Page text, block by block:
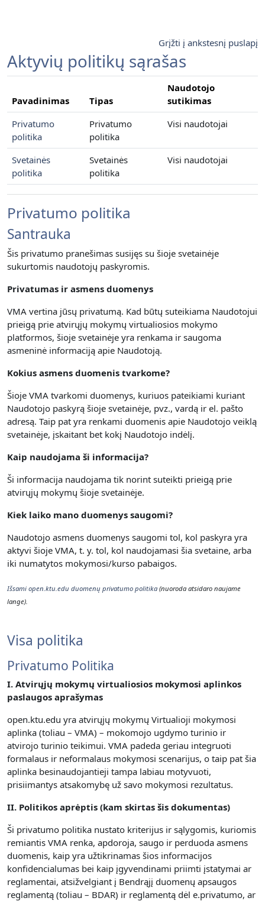
Grįžti į ankstesnį puslapį
Aktyvių politikų sąrašas
Pavadinimas Tipas
Naudotojo
sutikimas
Privatumo
politika
Privatumo
politika
Visi naudotojai
Svetainės
politika
Svetainės
politika
Visi naudotojai
Privatumo politika
Santrauka
Šis privatumo pranešimas susijęs su šioje svetainėje
sukurtomis naudotojų paskyromis.
Privatumas ir asmens duomenys
VMA vertina jūsų privatumą. Kad būtų suteikiama Naudotojui
prieigą prie atvirųjų mokymų virtualiosios mokymo
platformos, šioje svetainėje yra renkama ir saugoma
asmeninė informaciją apie Naudotoją.
Kokius asmens duomenis tvarkome?
Šioje VMA tvarkomi duomenys, kuriuos pateikiami kuriant
Naudotojo paskyrą šioje svetainėje, pvz., vardą ir el. pašto
adresą. Taip pat yra renkami duomenis apie Naudotojo veiklą
svetainėje, įskaitant bet kokį Naudotojo indėlį.
Kaip naudojama ši informacija?
Ši informacija naudojama tik norint suteikti prieigą prie
atvirųjų mokymų šioje svetainėje.
Kiek laiko mano duomenys saugomi?
Naudotojo asmens duomenys saugomi tol, kol paskyra yra
aktyvi šioje VMA, t. y. tol, kol naudojamasi šia svetaine, arba
iki numatytos mokymosi/kurso pabaigos.
Išsami open.ktu.edu duomenų privatumo politika (nuoroda atsidaro naujame
lange).
Visa politika
Privatumo Politika
I. Atvirųjų mokymų virtualiosios mokymosi aplinkos
paslaugos aprašymas
open.ktu.edu yra atvirųjų mokymų Virtualioji mokymosi
aplinka (toliau – VMA) – mokomojo ugdymo turinio ir
atvirojo turinio teikimui. VMA padeda geriau integruoti
formalaus ir neformalaus mokymosi scenarijus, o taip pat šia
aplinka besinaudojantieji tampa labiau motyvuoti,
prisiimantys atsakomybę už savo mokymosi rezultatus.
II. Politikos aprėptis (kam skirtas šis dokumentas)
Ši privatumo politika nustato kriterijus ir sąlygomis, kuriomis
remiantis VMA renka, apdoroja, saugo ir perduoda asmens
duomenis, kaip yra užtikrinamas šios informacijos
konfidencialumas bei kaip įgyvendinami priimti įstatymai ar
reglamentai, atsižvelgiant į Bendrąjį duomenų apsaugos
reglamentą (toliau – BDAR) ir reglamentą dėl e.privatumo, ar